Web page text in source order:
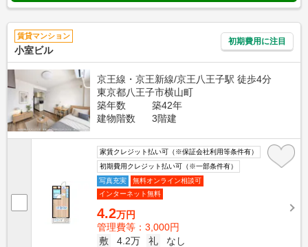
賃貸マンション
小室ビル
初期費用に注目
京王線・京王新線/京王八王子駅 徒歩4分
東京都八王子市横山町
築年数
築42年
建物階数
3階建
家賃クレジット払い可（※保証会社利用等条件有）
初期費用クレジット払い可（※一部条件有）
写真充実
無料オンライン相談可
インターネット無料
4.2万円
管理費等：3,000円
敷
4.2万 礼
なし